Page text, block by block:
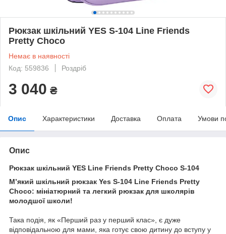
Рюкзак шкільний YES S-104 Line Friends
Pretty Choco
Немає в наявності
Код: 559836
Роздріб
3 040 ₴
Опис Характеристики Доставка Оплата Умови
Опис
Рюкзак шкільний YES Line Friends Pretty Choco S-104
М’який шкільний рюкзак Yes S-104 Line Friends Pretty
Choco: мініатюрний та легкий рюкзак для школярів
молодшої школи!
Така подія, як «Перший раз у перший клас», є дуже
відповідальною для мами, яка готує свою дитину до вступу у